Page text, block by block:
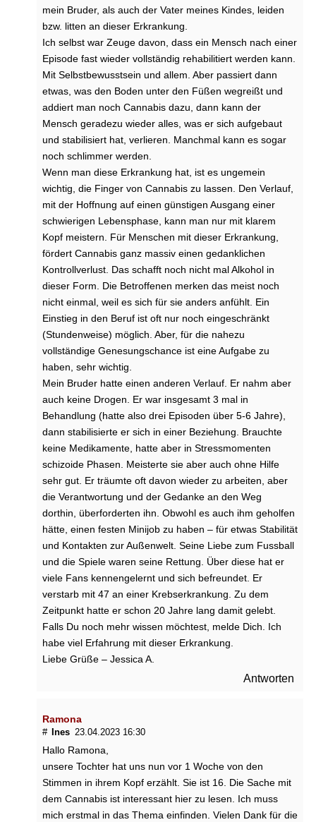
mein Bruder, als auch der Vater meines Kindes, leiden
bzw. litten an dieser Erkrankung.
Ich selbst war Zeuge davon, dass ein Mensch nach einer
Episode fast wieder vollständig rehabilitiert werden kann.
Mit Selbstbewusstsein und allem. Aber passiert dann
etwas, was den Boden unter den Füßen wegreißt und
addiert man noch Cannabis dazu, dann kann der
Mensch geradezu wieder alles, was er sich aufgebaut
und stabilisiert hat, verlieren. Manchmal kann es sogar
noch schlimmer werden.
Wenn man diese Erkrankung hat, ist es ungemein
wichtig, die Finger von Cannabis zu lassen. Den Verlauf,
mit der Hoffnung auf einen günstigen Ausgang einer
schwierigen Lebensphase, kann man nur mit klarem
Kopf meistern. Für Menschen mit dieser Erkrankung,
fördert Cannabis ganz massiv einen gedanklichen
Kontrollverlust. Das schafft noch nicht mal Alkohol in
dieser Form. Die Betroffenen merken das meist noch
nicht einmal, weil es sich für sie anders anfühlt. Ein
Einstieg in den Beruf ist oft nur noch eingeschränkt
(Stundenweise) möglich. Aber, für die nahezu
vollständige Genesungschance ist eine Aufgabe zu
haben, sehr wichtig.
Mein Bruder hatte einen anderen Verlauf. Er nahm aber
auch keine Drogen. Er war insgesamt 3 mal in
Behandlung (hatte also drei Episoden über 5-6 Jahre),
dann stabilisierte er sich in einer Beziehung. Brauchte
keine Medikamente, hatte aber in Stressmomenten
schizoide Phasen. Meisterte sie aber auch ohne Hilfe
sehr gut. Er träumte oft davon wieder zu arbeiten, aber
die Verantwortung und der Gedanke an den Weg
dorthin, überforderten ihn. Obwohl es auch ihm geholfen
hätte, einen festen Minijob zu haben – für etwas Stabilität
und Kontakten zur Außenwelt. Seine Liebe zum Fussball
und die Spiele waren seine Rettung. Über diese hat er
viele Fans kennengelernt und sich befreundet. Er
verstarb mit 47 an einer Krebserkrankung. Zu dem
Zeitpunkt hatte er schon 20 Jahre lang damit gelebt.
Falls Du noch mehr wissen möchtest, melde Dich. Ich
habe viel Erfahrung mit dieser Erkrankung.
Liebe Grüße – Jessica A.
Antworten
Ramona
# Ines 23.04.2023 16:30
Hallo Ramona,
unsere Tochter hat uns nun vor 1 Woche von den
Stimmen in ihrem Kopf erzählt. Sie ist 16. Die Sache mit
dem Cannabis ist interessant hier zu lesen. Ich muss
mich erstmal in das Thema einfinden. Vielen Dank für die